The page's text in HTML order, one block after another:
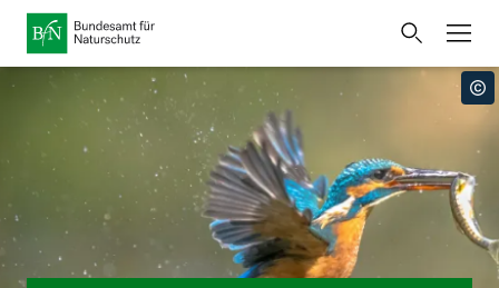
Öffnet
externe
Seite
zur
Startseite
Direkt zur Hauptnavigation
Direkt zur Hauptinhalte
Direkt zur Fusszeile
Bundesamt für Naturschutz
Metanavigation
Startseite
Publikationen
Veranstaltungen
Karten und Daten